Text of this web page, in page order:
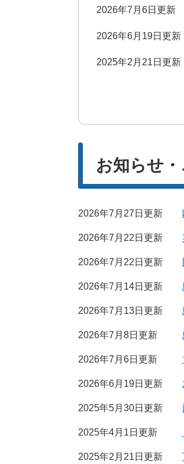
2026年7月6日更新
2026年6月19日更新
2025年2月21日更新
お知らせ
2026年7月27日更新
2026年7月22日更新
2026年7月22日更新
2026年7月14日更新
2026年7月13日更新
2026年7月8日更新
2026年7月6日更新
2026年6月19日更新
2025年5月30日更新
2025年4月1日更新
2025年2月21日更新